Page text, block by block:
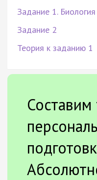
Задание 1. Биология
Задание 2
Теория к заданию 1
Составим